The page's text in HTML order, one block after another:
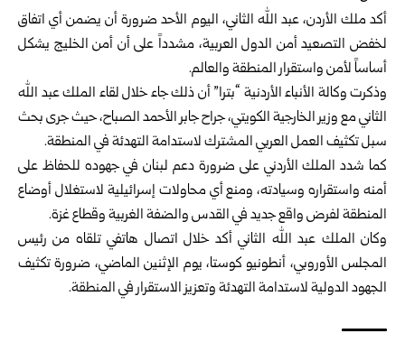
أكد ملك الأردن، عبد الله الثاني، اليوم الأحد ضرورة أن يضمن أي اتفاق
لخفض التصعيد أمن الدول العربية، مشدداً على أن أمن الخليج يشكل
أساساً لأمن واستقرار المنطقة والعالم.
وذكرت وكالة الأنباء الأردنية “بترا” أن ذلك جاء خلال لقاء الملك عبد الله
الثاني مع وزير الخارجية الكويتي، جراح جابر الأحمد الصباح، حيث جرى بحث
سبل تكثيف العمل العربي المشترك لاستدامة التهدئة في المنطقة.
كما شدد الملك الأردني على ضرورة دعم لبنان في جهوده للحفاظ على
أمنه واستقراره وسيادته، ومنع أي محاولات إسرائيلية لاستغلال أوضاع
المنطقة لفرض واقع جديد في القدس والضفة الغربية وقطاع غزة.
وكان الملك عبد الله الثاني أكد خلال اتصال هاتفي تلقاه من رئيس
المجلس الأوروبي، أنطونيو كوستا، يوم الإثنين الماضي، ضرورة تكثيف
الجهود الدولية لاستدامة التهدئة وتعزيز الاستقرار في المنطقة.